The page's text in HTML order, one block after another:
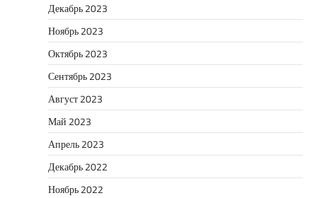
Декабрь 2023
Ноябрь 2023
Октябрь 2023
Сентябрь 2023
Август 2023
Май 2023
Апрель 2023
Декабрь 2022
Ноябрь 2022